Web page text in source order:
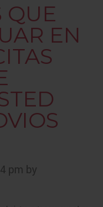
QUE
EN
pm by